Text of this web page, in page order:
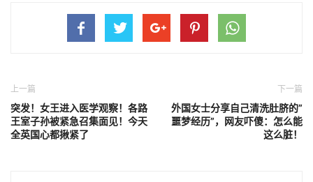
上一篇
突发！女王进入医学观察！各路
王室子孙被紧急召集面见！今天
全英国心都揪紧了
下一篇
外国女士分享自己清洗肚脐的”
噩梦经历”，网友吓傻：怎么能
这么脏！